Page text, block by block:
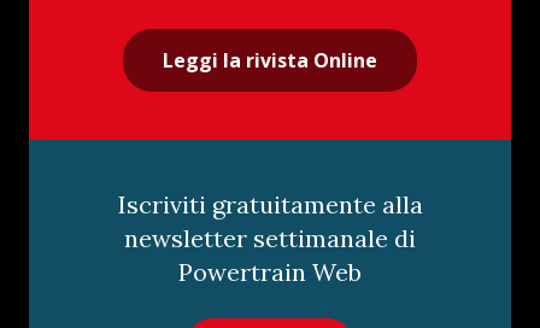
Leggi la rivista Online
Iscriviti gratuitamente alla
newsletter settimanale di
Powertrain Web